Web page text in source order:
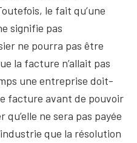
le fait qu’une
signifie pas
ne pourra pas être
la facture n’allait pas
une entreprise doit-
facture avant de pouvoir
ne sera pas payée
que la résolution